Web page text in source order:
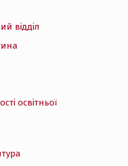
відділ
освітньої